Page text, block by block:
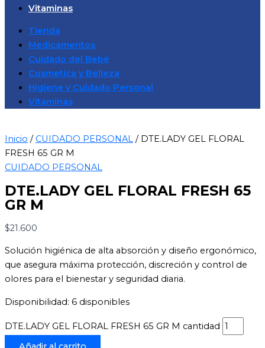
Vitaminas
Tienda
Medicamentos
Cuidado del Bebé
Cosmetica y Belleza
Higiene y Cuidado Personal
Vitaminas
Inicio / CUIDADO PERSONAL / DTE.LADY GEL FLORAL
FRESH 65 GR M
CUIDADO PERSONAL
DTE.LADY GEL FLORAL FRESH 65
GR M
$21.600
Solución higiénica de alta absorción y diseño ergonómico,
que asegura máxima protección, discreción y control de
olores para el bienestar y seguridad diaria.
Disponibilidad: 6 disponibles
DTE.LADY GEL FLORAL FRESH 65 GR M cantidad